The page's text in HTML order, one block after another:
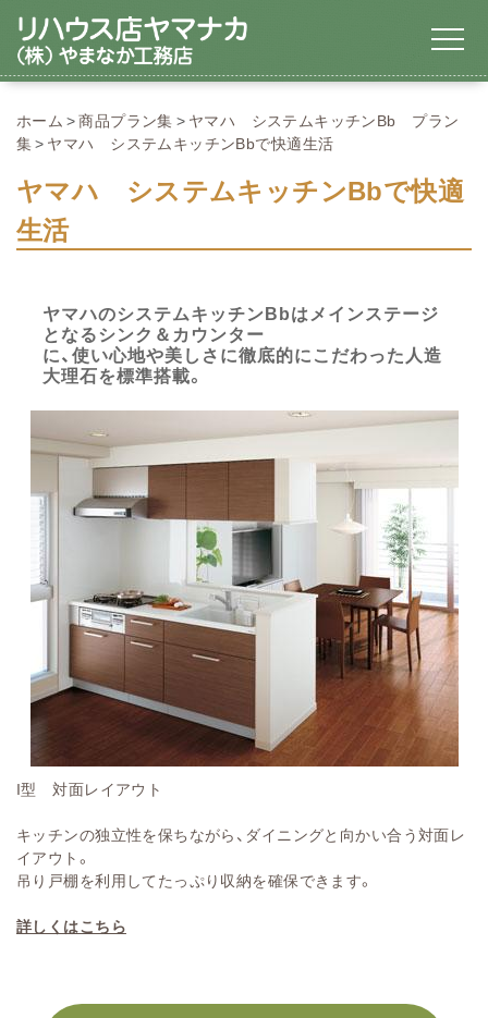
ホーム 商品プラン集
ヤマハ システムキッチンBb プラン
集
ヤマハ システムキッチンBbで快適生活
ヤマハ システムキッチンBbで快適
生活
ヤマハのシステムキッチンBbはメインステージ
となるシンク＆カウンター
に、使い心地や美しさに徹底的にこだわった人造
大理石を標準搭載。
I型 対面レイアウト
キッチンの独立性を保ちながら、ダイニングと向かい合う対面レ
イアウト。
吊り戸棚を利用してたっぷり収納を確保できます。
詳しくはこちら